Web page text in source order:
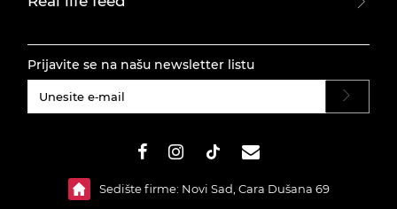
Prijavite se na našu newsletter listu
Sedište firme: Novi Sad, Cara Dušana 69